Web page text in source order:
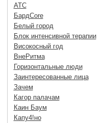
АТС
БардCore
Белый город
Блок интенсивной терапии
Високосный год
ВнеРитма
Горизонтальные люди
Заинтересованные лица
Зачем
Кагор палачам
Каин Баум
Капу4!но